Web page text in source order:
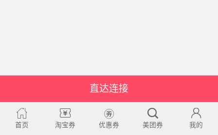
直达连接
首页 淘宝券 优惠券 美团券 我的